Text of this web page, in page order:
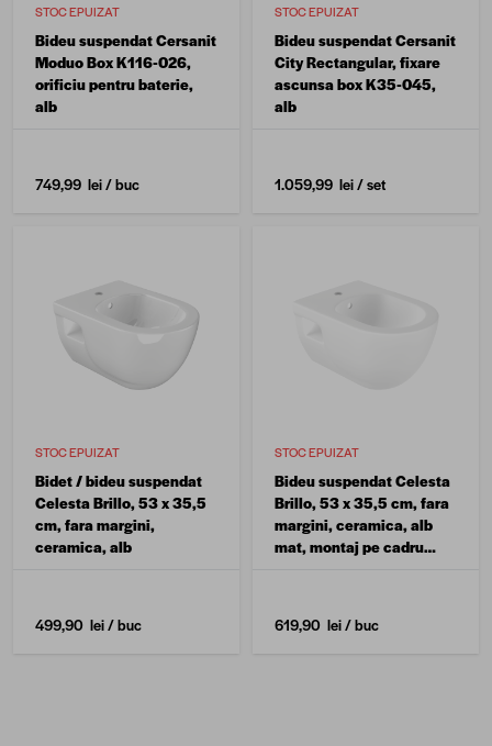
STOC EPUIZAT
Bideu suspendat Cersanit
Moduo Box K116-026,
orificiu pentru baterie,
alb
749,99 lei/ buc
STOC EPUIZAT
Bideu suspendat Cersanit
City Rectangular, fixare
ascunsa box K35-045,
alb
1.059,99 lei/ set
STOC EPUIZAT
Bidet / bideu suspendat
Celesta Brillo, 53 x 35,5
cm, fara margini,
ceramica, alb
499,90 lei/ buc
STOC EPUIZAT
Bideu suspendat Celesta
Brillo, 53 x 35,5 cm, fara
margini, ceramica, alb
mat, montaj pe cadru
619,90 lei/ buc